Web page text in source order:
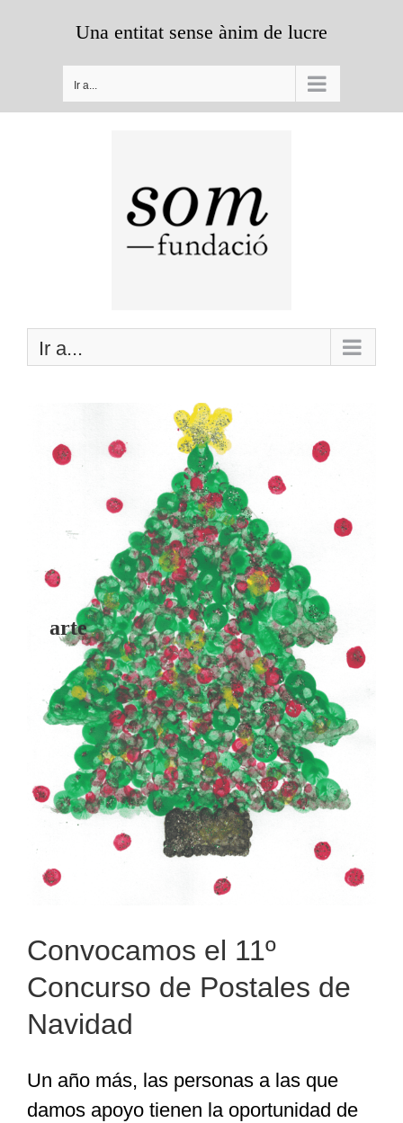
contenido
Una entitat sense ànim de lucre
Ir a...
Ir a...
arte
Convocamos el 11º Concurso de
Postales de Navidad
Convocamos el 11º
Concurso de Postales de
Navidad
Un año más, las personas a las que
damos apoyo tienen la oportunidad de